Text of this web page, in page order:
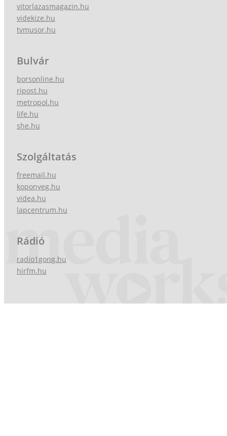
vitorlazasmagazin.hu
videkize.hu
tvmusor.hu
Bulvár
borsonline.hu
ripost.hu
metropol.hu
life.hu
she.hu
Szolgáltatás
freemail.hu
koponyeg.hu
videa.hu
lapcentrum.hu
Rádió
radio1gong.hu
hirfm.hu